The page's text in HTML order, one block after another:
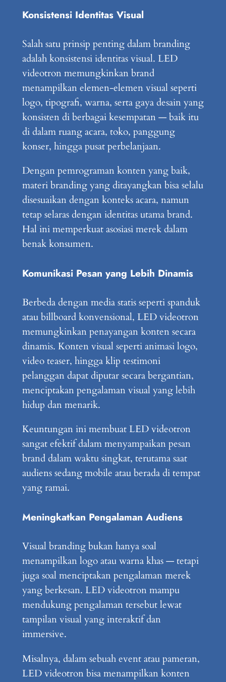
Konsistensi Identitas Visual
Salah satu prinsip penting dalam branding
adalah konsistensi identitas visual. LED
videotron memungkinkan brand
menampilkan elemen-elemen visual seperti
logo, tipografi, warna, serta gaya desain yang
konsisten di berbagai kesempatan — baik itu
di dalam ruang acara, toko, panggung
konser, hingga pusat perbelanjaan.
Dengan pemrograman konten yang baik,
materi branding yang ditayangkan bisa selalu
disesuaikan dengan konteks acara, namun
tetap selaras dengan identitas utama brand.
Hal ini memperkuat asosiasi merek dalam
benak konsumen.
Komunikasi Pesan yang Lebih Dinamis
Berbeda dengan media statis seperti spanduk
atau billboard konvensional, LED videotron
memungkinkan penayangan konten secara
dinamis. Konten visual seperti animasi logo,
video teaser, hingga klip testimoni
pelanggan dapat diputar secara bergantian,
menciptakan pengalaman visual yang lebih
hidup dan menarik.
Keuntungan ini membuat LED videotron
sangat efektif dalam menyampaikan pesan
brand dalam waktu singkat, terutama saat
audiens sedang mobile atau berada di tempat
yang ramai.
Meningkatkan Pengalaman Audiens
Visual branding bukan hanya soal
menampilkan logo atau warna khas — tetapi
juga soal menciptakan pengalaman merek
yang berkesan. LED videotron mampu
mendukung pengalaman tersebut lewat
tampilan visual yang interaktif dan
immersive.
Misalnya, dalam sebuah event atau pameran,
LED videotron bisa menampilkan konten